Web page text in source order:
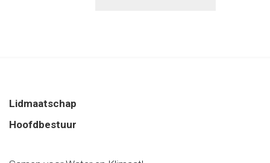
Lidmaatschap
Hoofdbestuur